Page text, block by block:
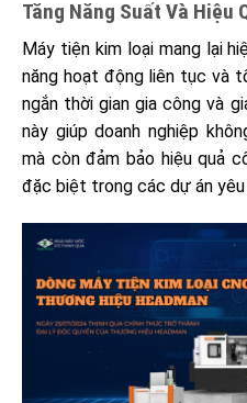
Tăng Năng Suất Và Hiệu
Máy tiện kim loại mang lại
năng hoạt động liên tục và
ngắn thời gian gia công và
này giúp doanh nghiệp
mà còn đảm bảo hiệu quả
đặc biệt trong các dự án